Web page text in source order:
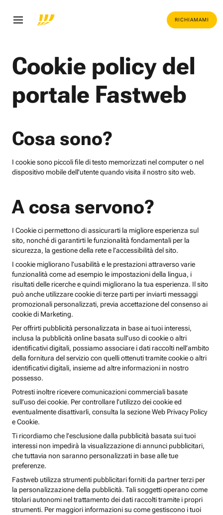
RICHIAMAMI
Cookie policy del
portale Fastweb
Cosa sono?
I cookie sono piccoli file di testo memorizzati nel computer o nel
dispositivo mobile dell'utente quando visita il nostro sito web.
A cosa servono?
I Cookie ci permettono di assicurarti la migliore esperienza sul
sito, nonché di garantirti le funzionalità fondamentali per la
sicurezza, la gestione della rete e l’accessibilità del sito.
I cookie migliorano l’usabilità e le prestazioni attraverso varie
funzionalità come ad esempio le impostazioni della lingua, i
risultati delle ricerche e quindi migliorano la tua esperienza. Il sito
può anche utilizzare cookie di terze parti per inviarti messaggi
promozionali personalizzati, previa accettazione del consenso ai
cookie di Marketing.
Per offrirti pubblicità personalizzata in base ai tuoi interessi,
inclusa la pubblicità online basata sull’uso di cookie o altri
identificativi digitali, possiamo associare i dati raccolti nell’ambito
della fornitura del servizio con quelli ottenuti tramite cookie o altri
identificativi digitali, insieme ad altre informazioni in nostro
possesso.
Potresti inoltre ricevere comunicazioni commerciali basate
sull’uso dei cookie. Per controllare l’utilizzo dei cookie ed
eventualmente disattivarli, consulta la sezione Web Privacy Policy
e Cookie.
Ti ricordiamo che l’esclusione dalla pubblicità basata sui tuoi
interessi non impedirà la visualizzazione di annunci pubblicitari,
che tuttavia non saranno personalizzati in base alle tue
preferenze.
Fastweb utilizza strumenti pubblicitari forniti da partner terzi per
la personalizzazione della pubblicità. Tali soggetti operano come
titolari autonomi nel trattamento dei dati raccolti tramite i propri
strumenti. Per maggiori informazioni su come gestiscono i tuoi